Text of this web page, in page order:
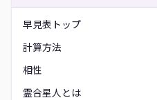
早見表トップ
計算方法
相性
霊合星人とは